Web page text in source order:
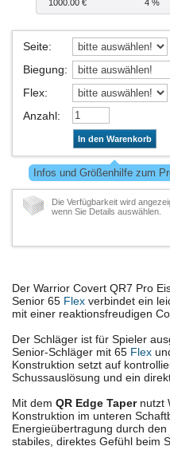
1000.00 €
4 %
Seite:
Biegung:
Flex:
Anzahl:
In den Warenkorb
Infos und Größenhilfe zum
Die Verfügbarkeit wird
wenn Sie Details auswählen.
Der Warrior Covert QR7 Pro
Senior 65 Flex verbindet ein
mit einer reaktionsfreudigen
Der Schläger ist für Spieler
Senior-Schläger mit 65 Flex
Konstruktion setzt auf
Schussauslösung und ein
Mit dem QR Edge Tapernutzt
Konstruktion im unteren
Energieübertragung durch
stabiles, direktes Gefühl beim